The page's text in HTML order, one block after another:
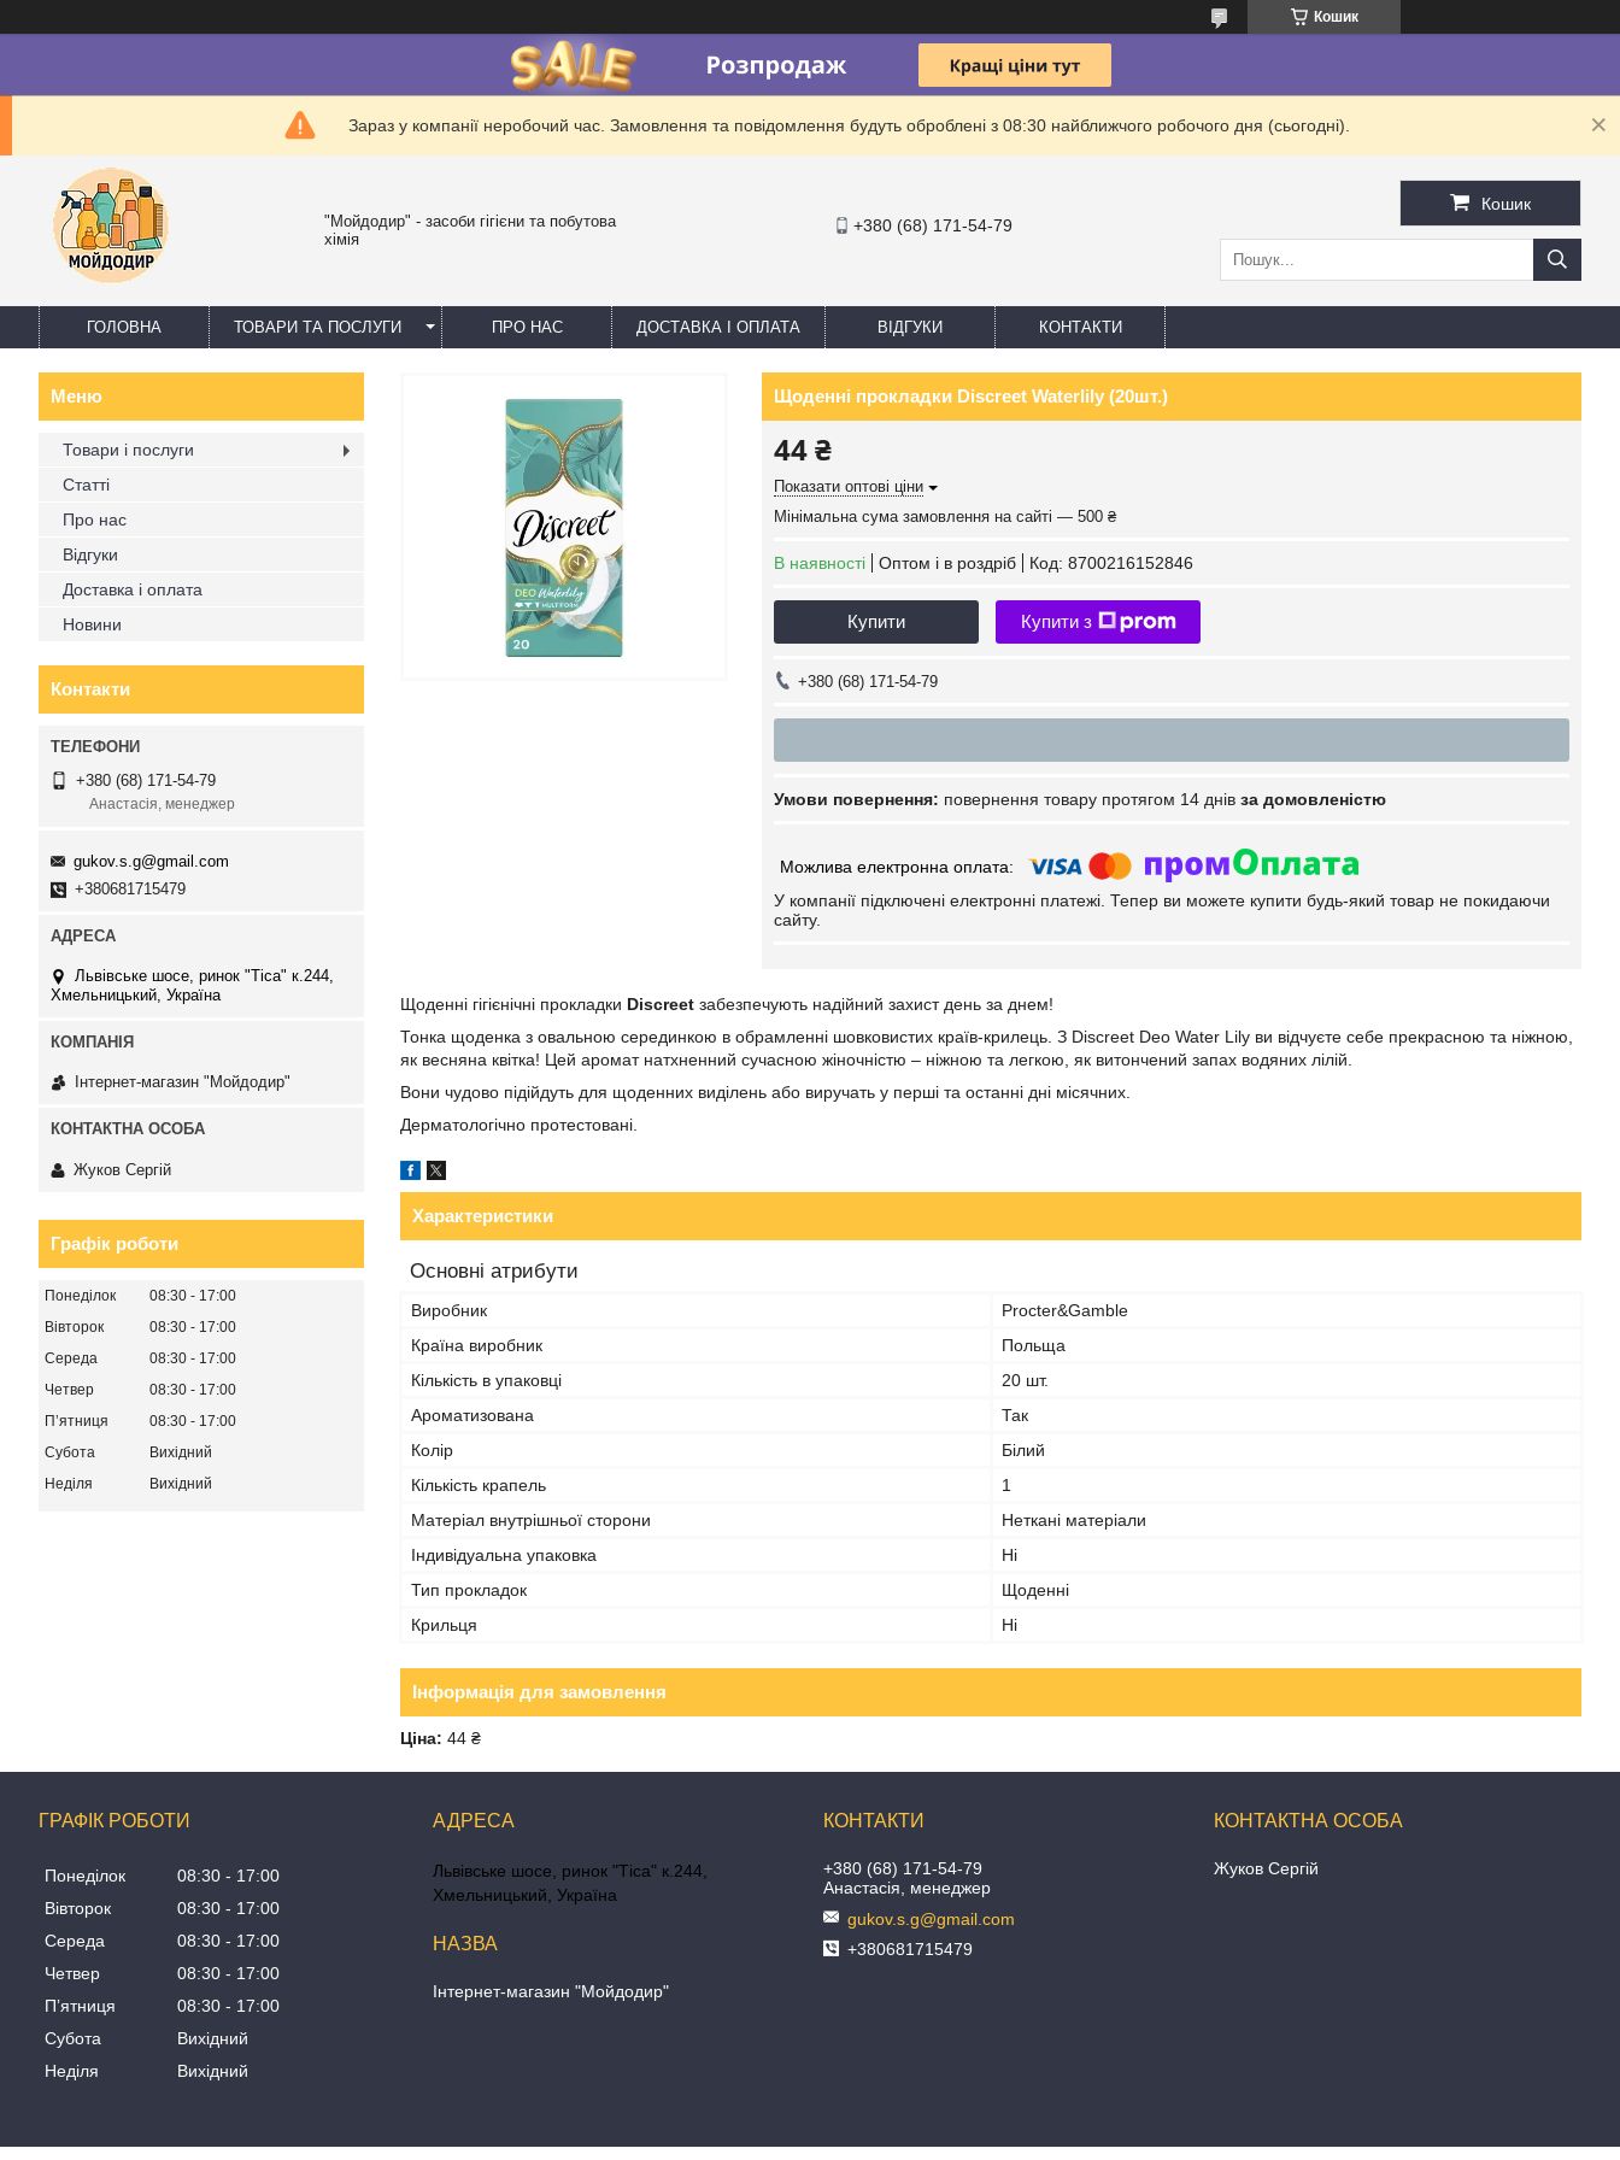
Кошик
Зараз у компанії неробочий час. Замовлення та повідомлення будуть оброблені з 08:30 найближчого робочого дня (сьогодні).
"Мойдодир" - засоби гігієни та побутова
хімія
+380 (68) 171-54-79
Кошик
ГОЛОВНА ТОВАРИ ТА ПОСЛУГИ ПРО НАС ДОСТАВКА І ОПЛАТА ВІДГУКИ КОНТАКТИ
Щоденні прокладки Discreet Waterlily (20шт.)
44 ₴
Показати оптові ціни
Мінімальна сума замовлення на сайті — 500 ₴
В наявності Оптом і в роздріб Код: 8700216152846
Купити Купити з
+380 (68) 171-54-79
повернення товару протягом 14 днів за домовленістю
У компанії підключені електронні платежі. Тепер ви можете купити будь-який товар не покидаючи
сайту.
Щоденні гігієнічні прокладки Discreet забезпечують надійний захист день за днем!
Тонка щоденка з овальною серединкою в обрамленні шовковистих країв-крилець. З Discreet Deo Water Lily ви відчуєте себе прекрасною та ніжною,
як весняна квітка! Цей аромат натхненний сучасною жіночністю – ніжною та легкою, як витончений запах водяних лілій.
Вони чудово підійдуть для щоденних виділень або виручать у перші та останні дні місячних.
Дерматологічно протестовані.
Характеристики
Основні атрибути
Виробник
Procter&Gamble
Країна виробник
Польща
Кількість в упаковці
20 шт.
Ароматизована
Так
Колір
Білий
Кількість крапель
1
Матеріал внутрішньої сторони
Неткані матеріали
Індивідуальна упаковка
Ні
Тип прокладок
Щоденні
Крильця
Ні
Інформація для замовлення
Ціна: 44 ₴
Товари і послуги
Статті
Про нас
Відгуки
Доставка і оплата
Новини
Контакти
+380 (68) 171-54-79
Анастасія, менеджер
gukov.s.g@gmail.com
+380681715479
Львівське шосе, ринок "Тіса" к.244,
Хмельницький, Україна
Інтернет-магазин "Мойдодир"
Жуков Сергій
Графік роботи
Понеділок 08:30
17:00
Вівторок
08:30
17:00
Середа
08:30
17:00
Четвер
08:30
17:00
Пʼятниця
08:30
17:00
Субота
Вихідний
Неділя
Вихідний
ГРАФІК РОБОТИ
Понеділок 08:30
17:00
Вівторок
08:30
17:00
Середа
08:30
17:00
Четвер
08:30
17:00
Пʼятниця
08:30
17:00
Субота
Вихідний
Неділя
Вихідний
Львівське шосе, ринок "Тіса" к.244,
Хмельницький, Україна
Інтернет-магазин "Мойдодир"
+380 (68) 171-54-79
Анастасія, менеджер
gukov.s.g@gmail.com
+380681715479
Жуков Сергій